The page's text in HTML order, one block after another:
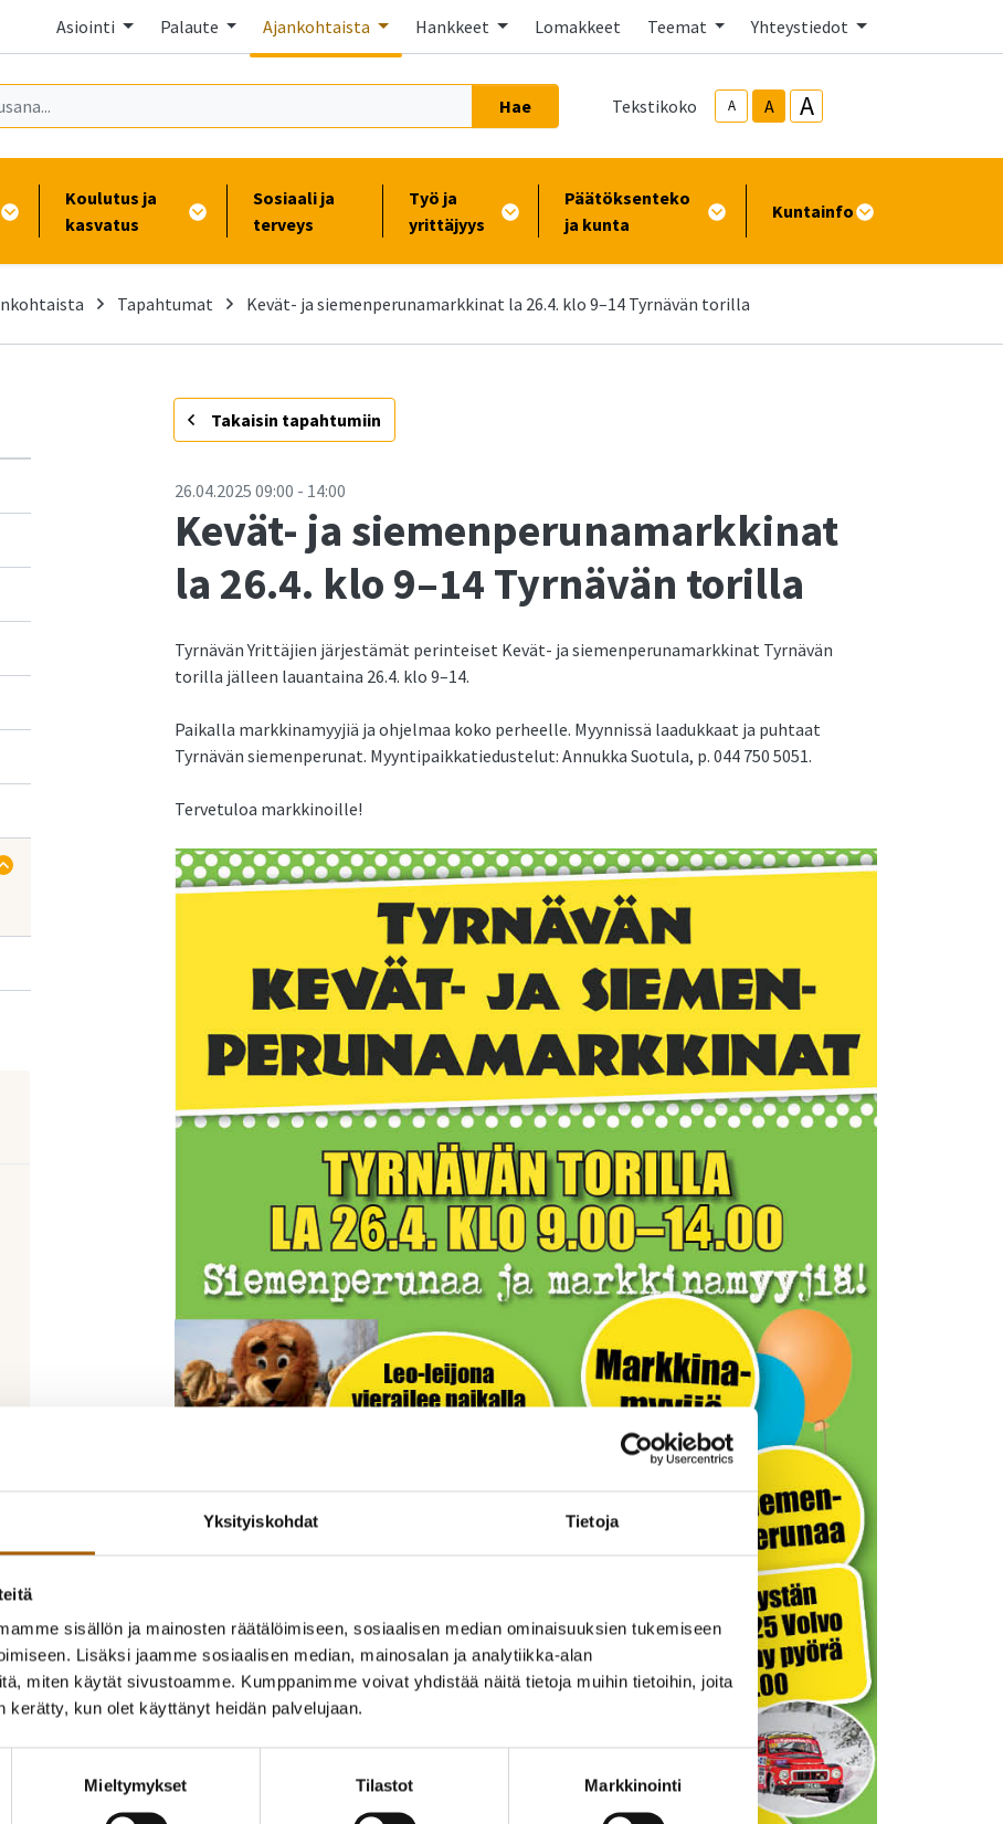
Yksityiskohdat Tietoja
sisällön ja mainosten räätälöimiseen, sosiaalisen median ominaisuuksien tukemiseen
Lisäksi jaamme sosiaalisen median, mainosalan ja analytiikka-alan
miten käytät sivustoamme. Kumppanimme voivat yhdistää näitä tietoja muihin tietoihin, joita
kerätty, kun olet käyttänyt heidän palvelujaan.
Mieltymykset Tilastot Markkinointi
Asiointi Palaute Ajankohtaista Hankkeet Lomakkeet Teemat Yhteystiedot
Hae Tekstikoko A A A
Koulutus ja
kasvatus
Sosiaali ja
terveys
Työ ja
yrittäjyys
Päätöksenteko
ja kunta
Kuntainfo
Tapahtumat Kevät- ja siemenperunamarkkinat la 26.4. klo 9–14 Tyrnävän torilla
- Takaisin tapahtumiin
26.04.2025 09:00 - 14:00
Kevät- ja siemenperunamarkkinat
la 26.4. klo 9–14 Tyrnävän torilla
Tyrnävän Yrittäjien järjestämät perinteiset Kevät- ja siemenperunamarkkinat Tyrnävän
torilla jälleen lauantaina 26.4. klo 9–14.
Paikalla markkinamyyjiä ja ohjelmaa koko perheelle. Myynnissä laadukkaat ja puhtaat
Tyrnävän siemenperunat. Myyntipaikkatiedustelut: Annukka Suotula, p. 044 750 5051.
Tervetuloa markkinoille!